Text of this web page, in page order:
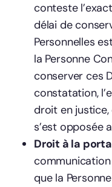
conteste
délai de
Personnelles
la Personne
conserver ces
constatation,
droit en justice,
s’est opposée
Droit à la
communication
que la